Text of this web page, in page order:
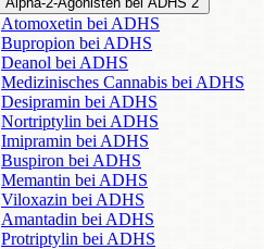
Atomoxetin bei ADHS
Bupropion bei ADHS
Deanol bei ADHS
Medizinisches Cannabis bei ADHS
Desipramin bei ADHS
Nortriptylin bei ADHS
Imipramin bei ADHS
Buspiron bei ADHS
Memantin bei ADHS
Viloxazin bei ADHS
Amantadin bei ADHS
Protriptylin bei ADHS